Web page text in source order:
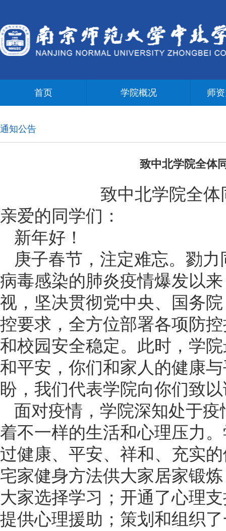
首页 学院概况 师
通知公告
致中北学院全体
致中北学院全
亲爱的同学们：
新年好！
庚子春节，注定难忘。勠
病毒感染的肺炎疫情爆发以
视，坚决贯彻党中央、国务
控要求，全方位部署各项防
和校园安全稳定。此时，学
和平安，你们和家人的健康
盼，我们代表学院向你们致
面对疫情，学院深知处于
着不一样的生活和心理压力
过健康、平安、祥和、充实
宅家健身方法供大家居家锻
大家选择学习；开通了心理
提供心理援助；策划和组织